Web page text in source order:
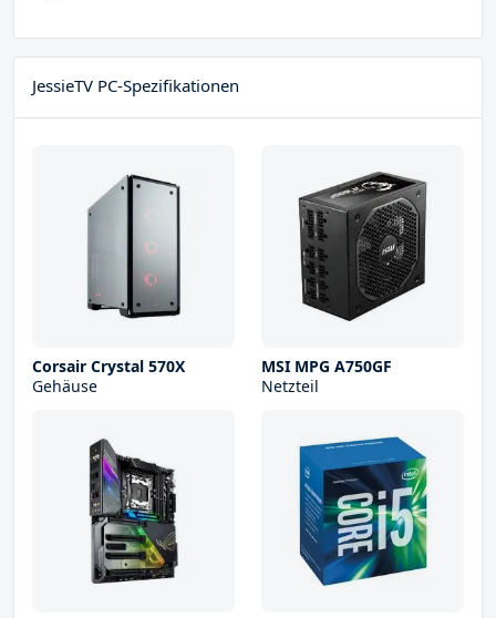
JessieTV PC-Spezifikationen
Corsair Crystal 570X
Gehäuse
MSI MPG A750GF
Netzteil